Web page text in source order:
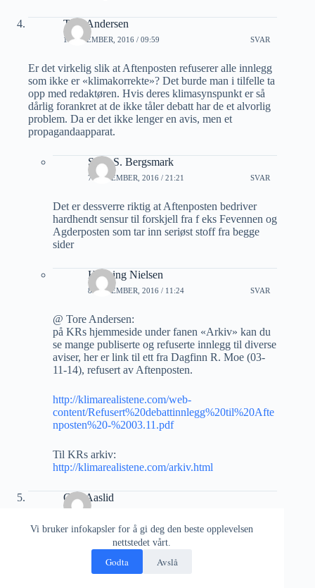
Vi bruker infokapsler for å gi deg den beste opplevelsen
nettstedet vårt.
Godta Avslå
Tore Andersen
1 NOVEMBER, 2016 / 09:59 SVAR
Er det virkelig slik at Aftenposten refuserer alle innlegg
som ikke er «klimakorrekte»? Det burde man i tilfelle ta
opp med redaktøren. Hvis deres klimasynspunkt er så
dårlig forankret at de ikke tåler debatt har de et alvorlig
problem. Da er det ikke lenger en avis, men et
propagandaapparat.
Stein S. Bergsmark
7 NOVEMBER, 2016 / 21:21 SVAR
Det er dessverre riktig at Aftenposten bedriver
hardhendt sensur til forskjell fra f eks Fevennen og
Agderposten som tar inn seriøst stoff fra begge
sider
Henning Nielsen
8 NOVEMBER, 2016 / 11:24 SVAR
@ Tore Andersen:
på KRs hjemmeside under fanen «Arkiv» kan du
se mange publiserte og refuserte innlegg til diverse
aviser, her er link til ett fra Dagfinn R. Moe (03-
11-14), refusert av Aftenposten.
http://klimarealistene.com/web-
content/Refusert%20debattinnlegg%20til%20Afte
nposten%20-%2003.11.pdf
Til KRs arkiv:
http://klimarealistene.com/arkiv.html
Geir Aaslid
Alle bør forstås som nesten alle da sensuren ikke er
absolutt, og det er ikke kjent når de lukket helt for den
debatten som tidligere var mulig.